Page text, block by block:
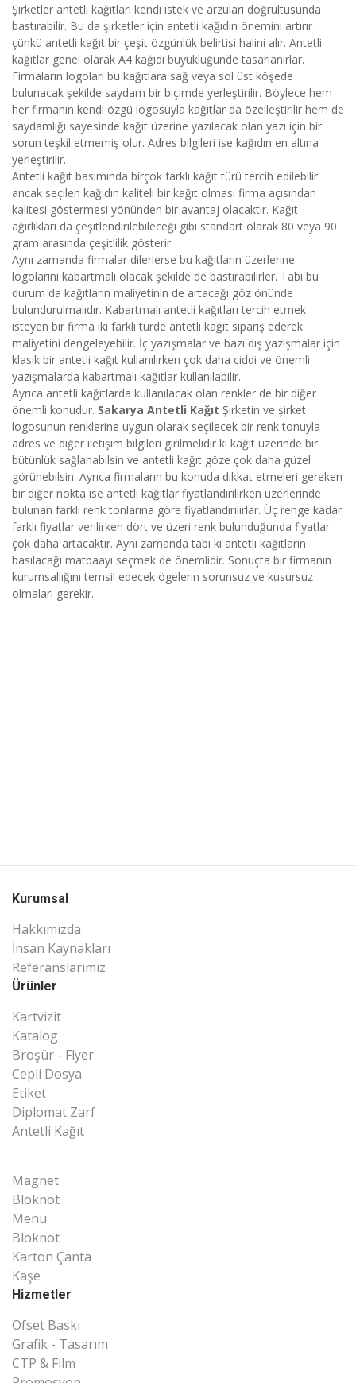
Şirketler antetli kağıtları kendi istek ve arzuları doğrultusunda
bastırabilir. Bu da şirketler için antetli kağıdın önemini artırır
çünkü antetli kağıt bir çeşit özgünlük belirtisi halini alır. Antetli
kağıtlar genel olarak A4 kağıdı büyüklüğünde tasarlanırlar.
Firmaların logoları bu kağıtlara sağ veya sol üst köşede
bulunacak şekilde saydam bir biçimde yerleştirilir. Böylece hem
her firmanın kendi özgü logosuyla kağıtlar da özelleştirilir hem de
saydamlığı sayesinde kağıt üzerine yazılacak olan yazı için bir
sorun teşkil etmemiş olur. Adres bilgileri ise kağıdın en altına
yerleştirilir.
Antetli kağıt basımında birçok farklı kağıt türü tercih edilebilir
ancak seçilen kağıdın kaliteli bir kağıt olması firma açısından
kalitesi göstermesi yönünden bir avantaj olacaktır. Kağıt
ağırlıkları da çeşitlendirilebileceği gibi standart olarak 80 veya 90
gram arasında çeşitlilik gösterir.
Aynı zamanda firmalar dilerlerse bu kağıtların üzerlerine
logolarını kabartmalı olacak şekilde de bastırabilirler. Tabi bu
durum da kağıtların maliyetinin de artacağı göz önünde
bulundurulmalıdır. Kabartmalı antetli kağıtları tercih etmek
isteyen bir firma iki farklı türde antetli kağıt sipariş ederek
maliyetini dengeleyebilir. İç yazışmalar ve bazı dış yazışmalar için
klasik bir antetli kağıt kullanılırken çok daha ciddi ve önemli
yazışmalarda kabartmalı kağıtlar kullanılabilir.
Ayrıca antetli kağıtlarda kullanılacak olan renkler de bir diğer
önemli konudur. Sakarya Antetli Kağıt Şirketin ve şirket
logosunun renklerine uygun olarak seçilecek bir renk tonuyla
adres ve diğer iletişim bilgileri girilmelidir ki kağıt üzerinde bir
bütünlük sağlanabilsin ve antetli kağıt göze çok daha güzel
görünebilsin. Ayrıca firmaların bu konuda dikkat etmeleri gereken
bir diğer nokta ise antetli kağıtlar fiyatlandırılırken üzerlerinde
bulunan farklı renk tonlarına göre fiyatlandırılırlar. Üç renge kadar
farklı fiyatlar verilirken dört ve üzeri renk bulunduğunda fiyatlar
çok daha artacaktır. Aynı zamanda tabi ki antetli kağıtların
basılacağı matbaayı seçmek de önemlidir. Sonuçta bir firmanın
kurumsallığını temsil edecek ögelerin sorunsuz ve kusursuz
olmaları gerekir.
Kurumsal
Hakkımızda
İnsan Kaynakları
Referanslarımız
Ürünler
Kartvizit
Katalog
Broşür - Flyer
Cepli Dosya
Etiket
Diplomat Zarf
Antetli Kağıt
Magnet
Bloknot
Menü
Bloknot
Karton Çanta
Kaşe
Hizmetler
Ofset Baskı
Grafik - Tasarım
CTP & Film